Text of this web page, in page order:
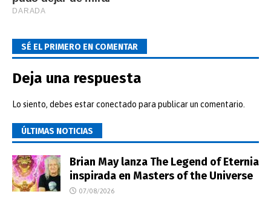
SÉ EL PRIMERO EN COMENTAR
Deja una respuesta
Lo siento, debes estarconectado para publicar un comentario.
ÚLTIMAS NOTICIAS
Brian May lanza The Legend of Eternia
inspirada en Masters of the Universe
07/08/2026